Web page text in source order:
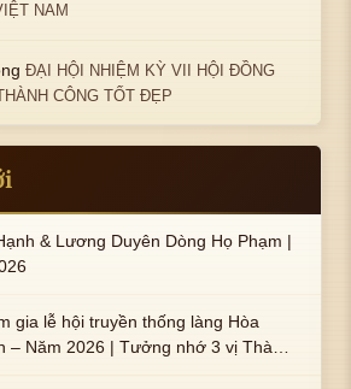
NAM
ĐẠI HỘI NHIỆM KỲ VII HỘI ĐỒNG
CÔNG TỐT ĐẸP
& Lương Duyên Dòng Họ Phạm |
gia lễ hội truyền thống làng Hòa
– Năm 2026 | Tưởng nhớ 3 vị Thành